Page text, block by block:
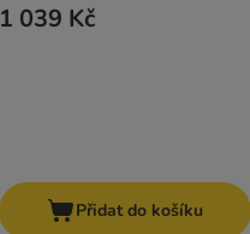
1 039 Kč
Přidat do košíku